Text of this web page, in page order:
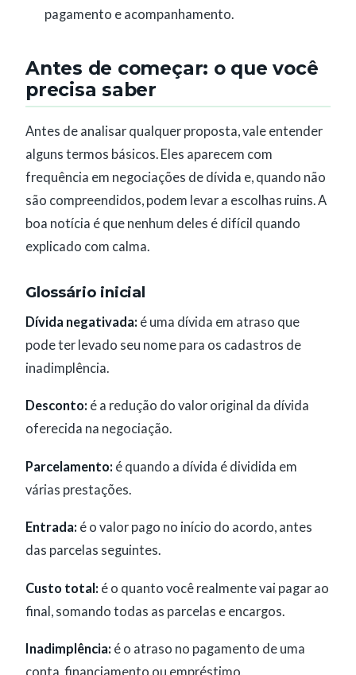
pagamento e acompanhamento.
Antes de começar: o que você
precisa saber
Antes de analisar qualquer proposta, vale entender
alguns termos básicos. Eles aparecem com
frequência em negociações de dívida e, quando não
são compreendidos, podem levar a escolhas ruins. A
boa notícia é que nenhum deles é difícil quando
explicado com calma.
Glossário inicial
Dívida negativada: é uma dívida em atraso que
pode ter levado seu nome para os cadastros de
inadimplência.
Desconto: é a redução do valor original da dívida
oferecida na negociação.
Parcelamento: é quando a dívida é dividida em
várias prestações.
Entrada: é o valor pago no início do acordo, antes
das parcelas seguintes.
Custo total: é o quanto você realmente vai pagar ao
final, somando todas as parcelas e encargos.
Inadimplência: é o atraso no pagamento de uma
conta, financiamento ou empréstimo.